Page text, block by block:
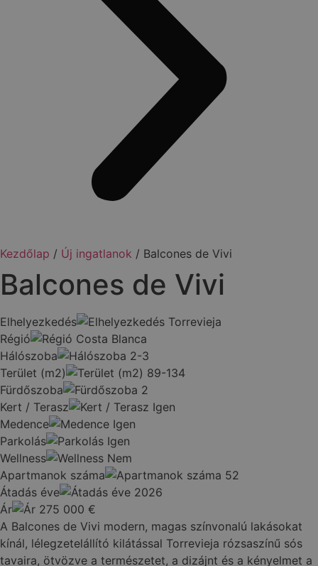
Kezdőlap / Új ingatlanok / Balcones de Vivi
Balcones de Vivi
Elhelyezkedés
Torrevieja
Régió
Costa Blanca
Hálószoba
2-3
Terület (m2)
89-134
Fürdőszoba
2
Kert / Terasz
Igen
Medence
Igen
Parkolás
Igen
Wellness
Nem
Apartmanok száma
52
Átadás éve
2026
Ár
275 000 €
A Balcones de Vivi modern, magas színvonalú lakásokat
kínál, lélegzetelállító kilátással Torrevieja rózsaszínű sós
tavaira, ötvözve a természetet, a dizájnt és a kényelmet a